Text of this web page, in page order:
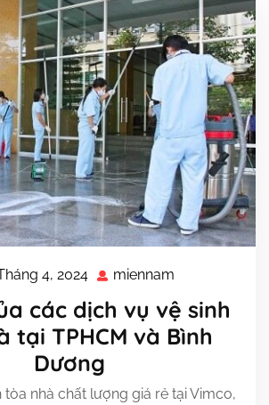
4, 2024 15
4,
2024
miennam
các dịch vụ vệ sinh
tại TPHCM và Bình
Dương
tòa nhà chất lượng giá rẻ tại Vimco,